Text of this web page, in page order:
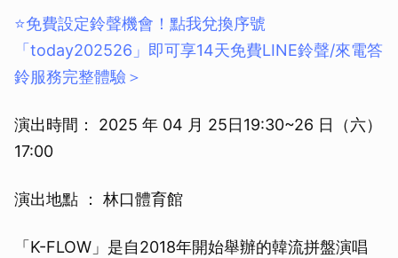
⭐️免費設定鈴聲機會！點我兌換序號
「today202526」即可享14天免費LINE鈴聲/來電答
鈴服務完整體驗＞
演出時間： 2025 年 04 月 25日19:30~26 日（六）
17:00
演出地點 ： 林口體育館
「K-FLOW」是自2018年開始舉辦的韓流拼盤演唱